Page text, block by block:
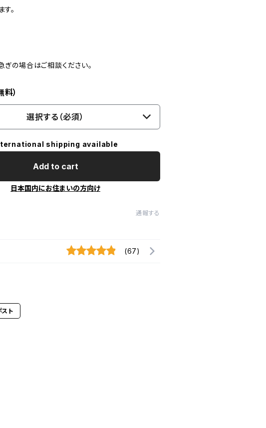
。
ぎの場合はご相談ください。
）
選択する（必須）
shipping available
Add to cart
日本国内にお住まいの方向け
通報する
(67)
スト